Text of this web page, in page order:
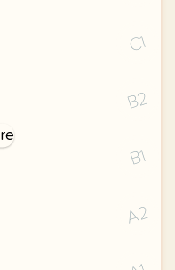
C1
B2
B1
A2